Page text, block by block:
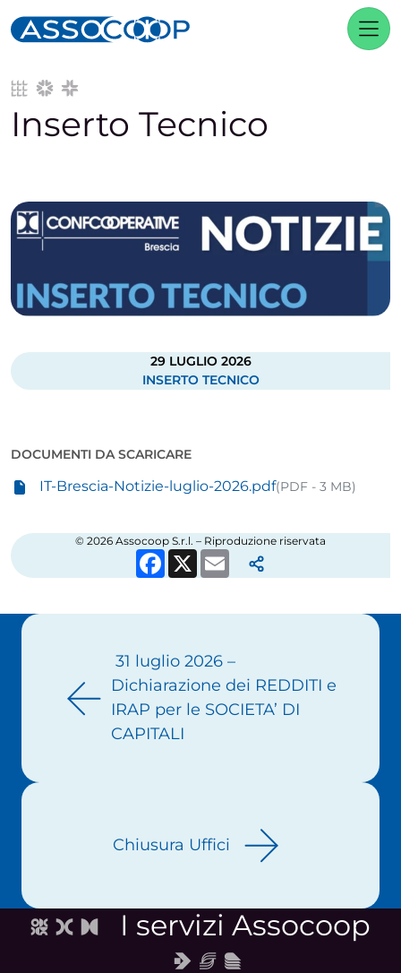
Navigazione principale
Inserto Tecnico
29 LUGLIO 2026
INSERTO TECNICO
DOCUMENTI DA SCARICARE
IT-Brescia-Notizie-luglio-2026.pdf(PDF - 3 MB)
© 2026 Assocoop S.r.l. – Riproduzione riservata
Facebook
X Email
Navigazione articoli
31 luglio 2026 –
Dichiarazione dei REDDITI e
IRAP per le SOCIETA’ DI
CAPITALI
Chiusura Uffici
I servizi Assocoop